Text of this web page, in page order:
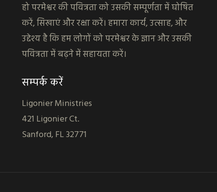
हो परमेश्वर की पवित्रता को उसकी सम्पूर्णता में घोषित
करें, सिखाएं और रक्षा करें। हमारा कार्य, उत्साह, और
उद्देश्य है कि हम लोगों को परमेश्वर के ज्ञान और उसकी
पवित्रता में बढ़ने में सहायता करें।
सम्पर्क करें
Ligonier Ministries
421 Ligonier Ct.
Sanford, FL 32771